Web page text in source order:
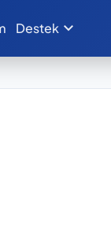
Destek expand_more